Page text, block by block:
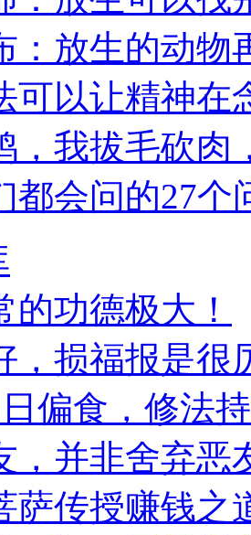
：放生的动物
可以让精神在
，我拔毛砍肉
都会问的27个
的功德极大！
，损福报是很
偏食，修法
，并非舍弃恶
萨传授赚钱之